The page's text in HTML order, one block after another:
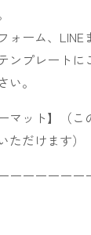
ォーム、LINE
ンプレートに
い。
マット】（
ただけます）
ーーーーーー